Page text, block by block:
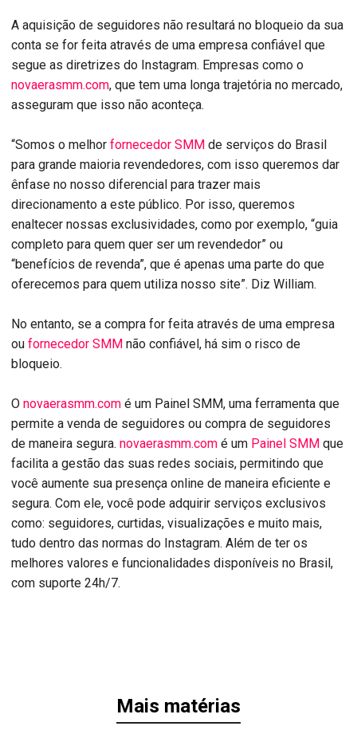
A aquisição de seguidores não resultará no bloqueio da sua
conta se for feita através de uma empresa confiável que
segue as diretrizes do Instagram. Empresas como o
novaerasmm.com, que tem uma longa trajetória no mercado,
asseguram que isso não aconteça.
“Somos o melhor fornecedor SMM de serviços do Brasil
para grande maioria revendedores, com isso queremos dar
ênfase no nosso diferencial para trazer mais
direcionamento a este público. Por isso, queremos
enaltecer nossas exclusividades, como por exemplo, “guia
completo para quem quer ser um revendedor” ou
“benefícios de revenda”, que é apenas uma parte do que
oferecemos para quem utiliza nosso site”. Diz William.
No entanto, se a compra for feita através de uma empresa
ou fornecedor SMM não confiável, há sim o risco de
bloqueio.
O novaerasmm.com é um Painel SMM, uma ferramenta que
permite a venda de seguidores ou compra de seguidores
de maneira segura. novaerasmm.com é um Painel SMM que
facilita a gestão das suas redes sociais, permitindo que
você aumente sua presença online de maneira eficiente e
segura. Com ele, você pode adquirir serviços exclusivos
como: seguidores, curtidas, visualizações e muito mais,
tudo dentro das normas do Instagram. Além de ter os
melhores valores e funcionalidades disponíveis no Brasil,
com suporte 24h/7.
Mais matérias